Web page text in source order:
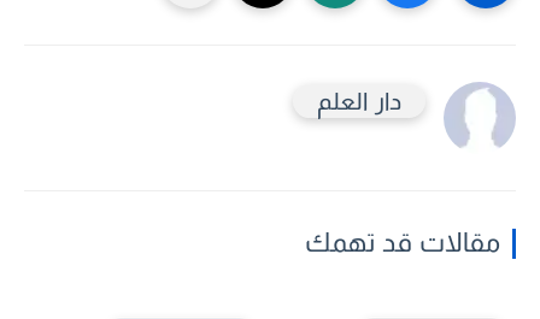
دار العلم
مقالات قد تهمك